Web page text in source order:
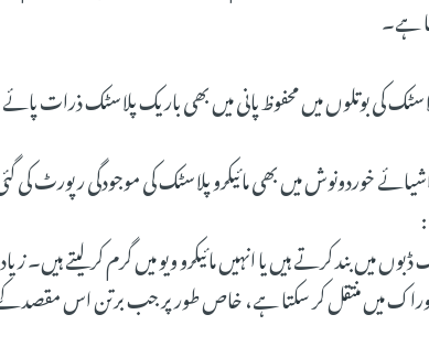
ہے۔
کی بوتلوں میں محفوظ پانی میں بھی باریک پلاسٹک ذرات
خوردونوش میں بھی مائیکرو پلاسٹک کی موجودگی رپورٹ کی
میں بند کرتے ہیں یا انہیں مائیکرو ویو میں گرم کر لیتے
خوراک میں منتقل کر سکتا ہے، خاص طور پر جب برتن اس مقصد